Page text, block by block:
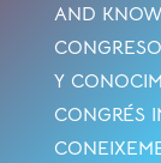
AND
Y
CONGRÉS